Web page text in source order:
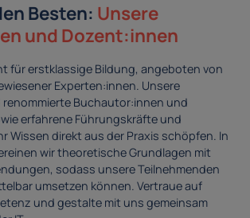
Besten: Unsere
und Dozent:innen
für erstklassige Bildung, angeboten von
Experten:innen. Unsere
renommierte Buchautor:innen und
erfahrene Führungskräfte und
Wissen direkt aus der Praxis schöpfen. In
wir theoretische Grundlagen mit
sodass unsere Teilnehmenden
umsetzen können. Vertraue auf
und gestalte mit uns gemeinsam